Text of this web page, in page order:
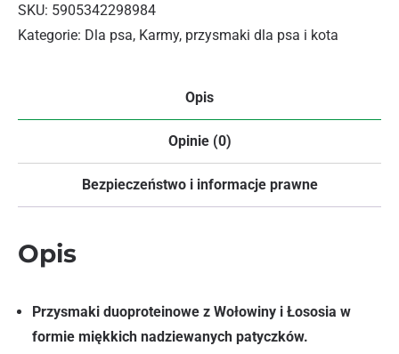
SKU: 5905342298984
Kategorie: Dla psa, Karmy, przysmaki dla psa i kota
Opis
Opinie (0)
Bezpieczeństwo i informacje prawne
Opis
Przysmaki duoproteinowe z Wołowiny i Łososia w
formie miękkich nadziewanych patyczków.